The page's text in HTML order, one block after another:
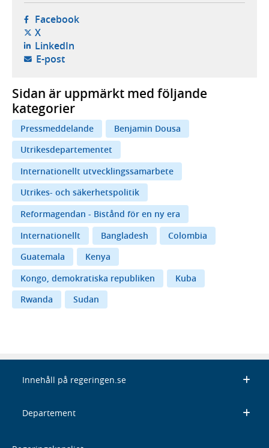
Facebook- öppnas i ny flik, extern webbplats,
X- öppnas i ny flik, extern webbplats,
LinkedIn- öppnas i ny flik, extern webbplats,
E-post- öppnar din e-postklient,
Sidan är uppmärkt med följande
kategorier
Pressmeddelande
Benjamin Dousa
Utrikesdepartementet
Internationellt utvecklingssamarbete
Utrikes- och säkerhetspolitik
Reformagendan - Bistånd för en ny era
Internationellt
Bangladesh
Colombia
Guatemala
Kenya
Kongo, demokratiska republiken
Kuba
Rwanda
Sudan
Innehåll på regeringen.se
Departement